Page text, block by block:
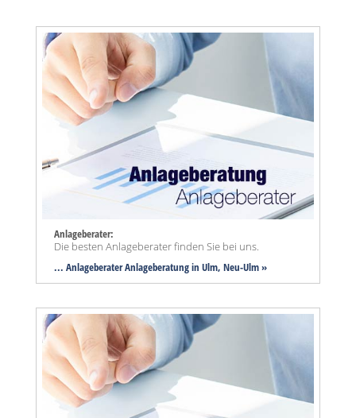
Anlageberater:
Die besten Anlageberater finden Sie bei uns.
... Anlageberater Anlageberatung in Ulm, Neu-Ulm »